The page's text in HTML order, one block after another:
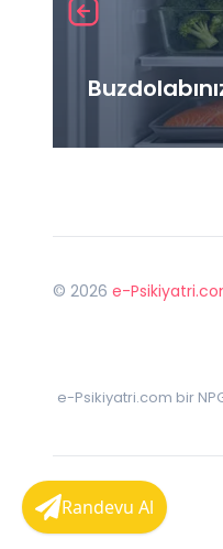
© 2026 e-
e-Psikiyatri.com bir
Randevu Al